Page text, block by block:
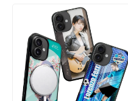
題性の高いオリジナルグッ
ズとしても注目を集めま
す！ 販売に必要な資材も取
り揃えておりますので、お
客様にはデザインを入稿し
ていただくだけでオリジナ
ル商品として販売していた
デザインで制作いたしま
す。ケイオーのオリジナル
プレイマットは、サラサラ
と手触りが良くカードがく
っつかないポリエステル生
地を採用。裏面は天然ゴム
の滑り止め加工が施されて
いるのでズレにくく、白熱